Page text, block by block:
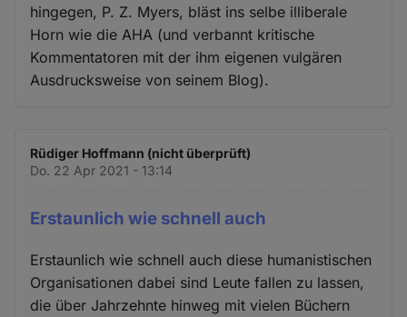
hingegen, P. Z. Myers, bläst ins selbe illiberale
Horn wie die AHA (und verbannt kritische
Kommentatoren mit der ihm eigenen vulgären
Ausdrucksweise von seinem Blog).
Rüdiger Hoffmann (nicht überprüft)
Do. 22 Apr 2021 - 13:14
Erstaunlich wie schnell auch
Erstaunlich wie schnell auch diese humanistischen
Organisationen dabei sind Leute fallen zu lassen,
die über Jahrzehnte hinweg mit vielen Büchern